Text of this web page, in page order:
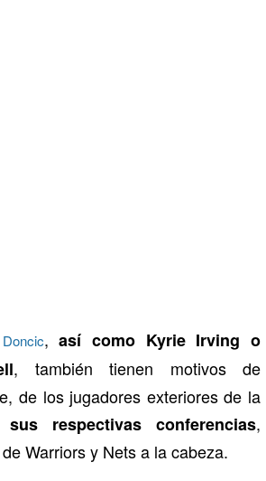
Doncic,así como Kyrie Irving o
, también tienen motivos de
de los jugadores exteriores de la
sus respectivas conferencias,
Warriors y Nets a la cabeza.